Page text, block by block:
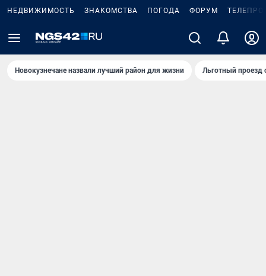
НЕДВИЖИМОСТЬ ЗНАКОМСТВА ПОГОДА ФОРУМ
Новокузнечане назвали лучший район для жизни Льготный проезд